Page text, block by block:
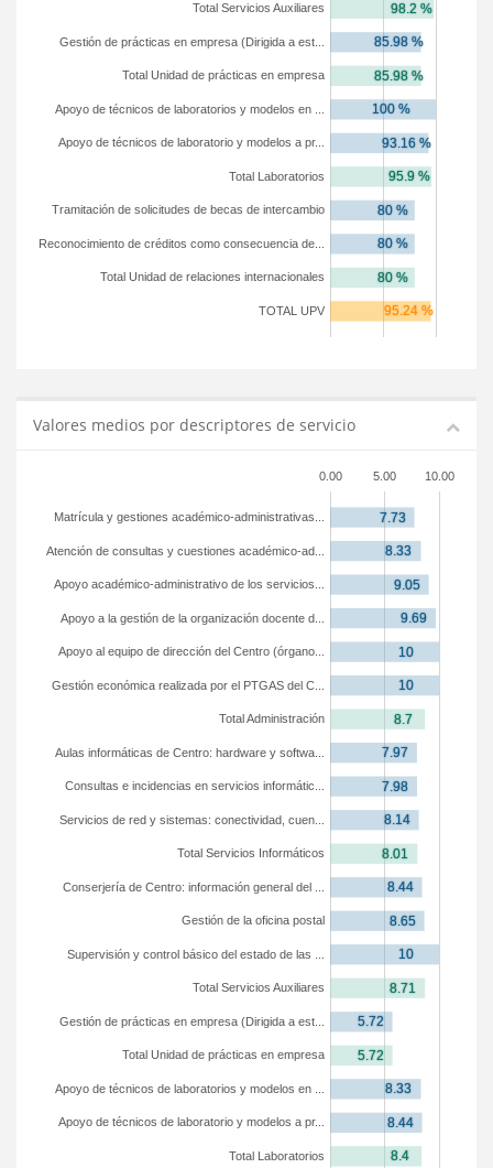
TOTAL UPV
Total Unidad de relaciones internacionales
Reconocimiento de créditos como consecuencia de...
Tramitación de solicitudes de becas de intercambio
Total Laboratorios
Apoyo de técnicos de laboratorio y modelos a pr...
Apoyo de técnicos de laboratorios y modelos en ...
Total Unidad de prácticas en empresa
Gestión de prácticas en empresa (Dirigida a est...
Total Servicios Auxiliares
Valores medios por descriptores de servicio
0.00 5.00 10.00
Total Laboratorios
Apoyo de técnicos de laboratorio y modelos a pr...
Apoyo de técnicos de laboratorios y modelos en ...
Total Unidad de prácticas en empresa
Gestión de prácticas en empresa (Dirigida a est...
Total Servicios Auxiliares
Supervisión y control básico del estado de las ...
Gestión de la oficina postal
Conserjería de Centro: información general del ...
Total Servicios Informáticos
Servicios de red y sistemas: conectividad, cuen...
Consultas e incidencias en servicios informátic...
Aulas informáticas de Centro: hardware y softwa...
Total Administración
Gestión económica realizada por el PTGAS del C...
Apoyo al equipo de dirección del Centro (órgano...
Apoyo a la gestión de la organización docente d...
Apoyo académico-administrativo de los servicios...
Atención de consultas y cuestiones académico-ad...
Matrícula y gestiones académico-administrativas...